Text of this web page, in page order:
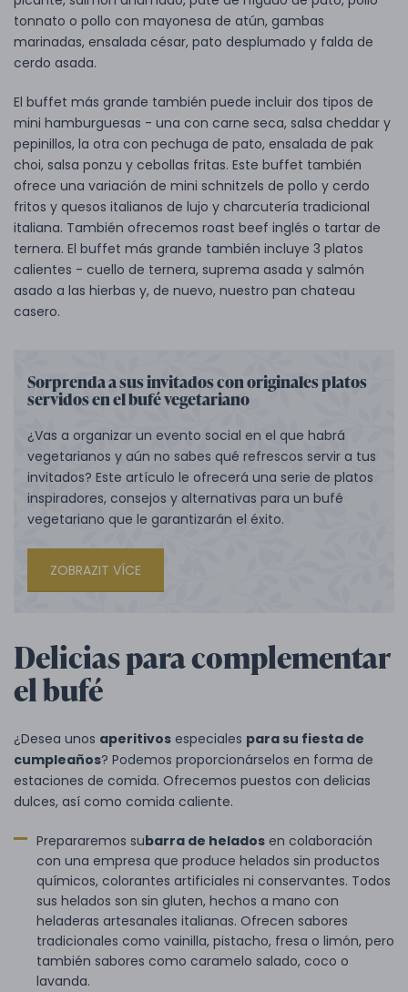
tonnato o pollo con mayonesa de atún, gambas
marinadas, ensalada césar, pato desplumado y falda de
cerdo asada.
El buffet más grande también puede incluir dos tipos de
mini hamburguesas - una con carne seca, salsa cheddar y
pepinillos, la otra con pechuga de pato, ensalada de pak
choi, salsa ponzu y cebollas fritas. Este buffet también
ofrece una variación de mini schnitzels de pollo y cerdo
fritos y quesos italianos de lujo y charcutería tradicional
italiana. También ofrecemos roast beef inglés o tartar de
ternera. El buffet más grande también incluye 3 platos
calientes - cuello de ternera, suprema asada y salmón
asado a las hierbas y, de nuevo, nuestro pan chateau
casero.
Sorprenda a sus invitados con originales platos
servidos en el bufé vegetariano
¿Vas a organizar un evento social en el que habrá
vegetarianos y aún no sabes qué refrescos servir a tus
invitados? Este artículo le ofrecerá una serie de platos
inspiradores, consejos y alternativas para un bufé
vegetariano que le garantizarán el éxito.
ZOBRAZIT VÍCE
Delicias para complementar
el bufé
¿Desea unos aperitivos especiales para su fiesta de
cumpleaños? Podemos proporcionárselos en forma de
estaciones de comida. Ofrecemos puestos con delicias
dulces, así como comida caliente.
Prepararemos subarra de helados en colaboración
con una empresa que produce helados sin productos
químicos, colorantes artificiales ni conservantes. Todos
sus helados son sin gluten, hechos a mano con
heladeras artesanales italianas. Ofrecen sabores
tradicionales como vainilla, pistacho, fresa o limón, pero
también sabores como caramelo salado, coco o
lavanda.